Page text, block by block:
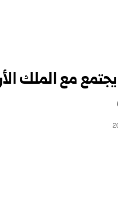
مع الملك